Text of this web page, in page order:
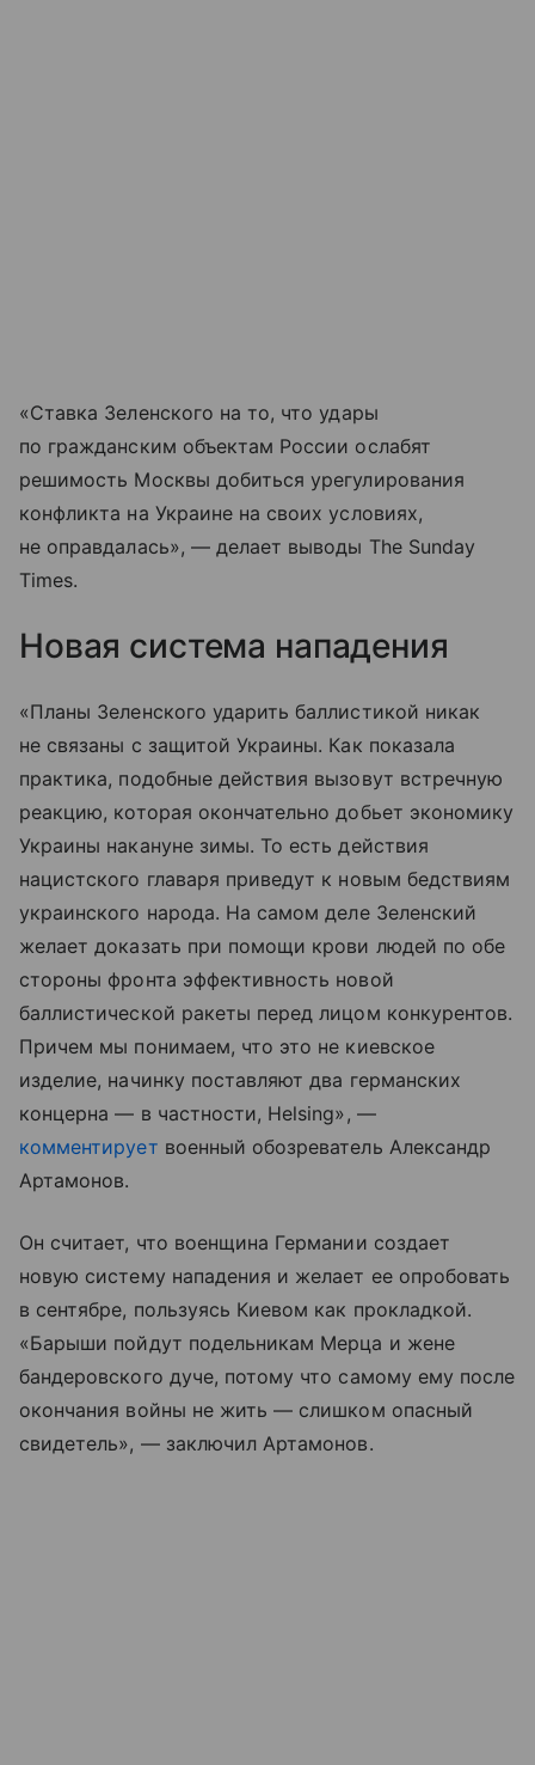
«Ставка Зеленского на то, что удары
по гражданским объектам России ослабят
решимость Москвы добиться урегулирования
конфликта на Украине на своих условиях,
не оправдалась», — делает выводы The Sunday
Times.
Новая система нападения
«Планы Зеленского ударить баллистикой никак
не связаны с защитой Украины. Как показала
практика, подобные действия вызовут встречную
реакцию, которая окончательно добьет экономику
Украины накануне зимы. То есть действия
нацистского главаря приведут к новым бедствиям
украинского народа. На самом деле Зеленский
желает доказать при помощи крови людей по обе
стороны фронта эффективность новой
баллистической ракеты перед лицом конкурентов.
Причем мы понимаем, что это не киевское
изделие, начинку поставляют два германских
концерна — в частности, Helsing», —
комментирует военный обозреватель Александр
Артамонов.
Он считает, что военщина Германии создает
новую систему нападения и желает ее опробовать
в сентябре, пользуясь Киевом как прокладкой.
«Барыши пойдут подельникам Мерца и жене
бандеровского дуче, потому что самому ему после
окончания войны не жить — слишком опасный
свидетель», — заключил Артамонов.